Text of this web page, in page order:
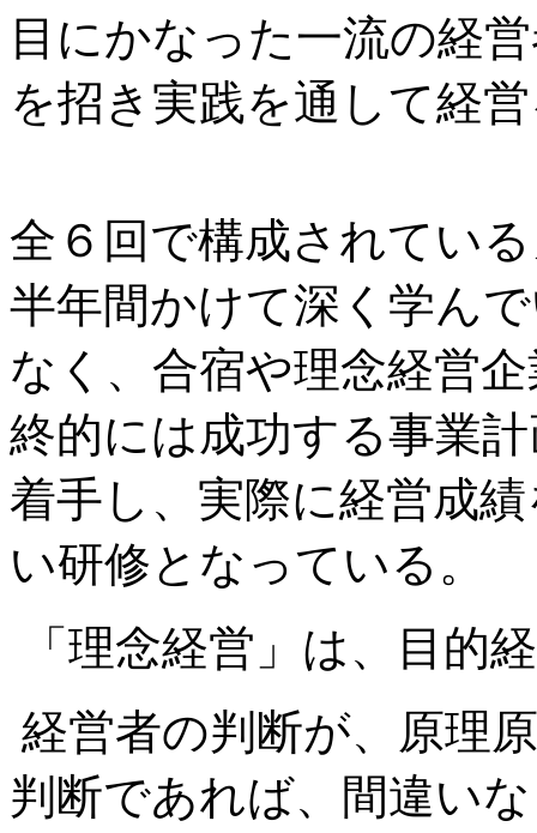
目にかなった一流の経
を招き実践を通して経
全６回で構成されてい
半年間かけて深く学ん
なく、合宿や理念経営
終的には成功する事業
着手し、実際に経営成
い研修となっている。
「理念経営」は、目的
経営者の判断が、原理
判断であれば、間違い